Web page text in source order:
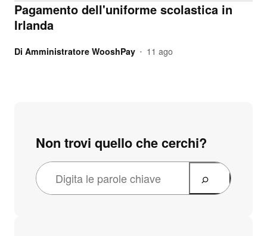
Pagamento dell'uniforme scolastica in
Irlanda
Di Amministratore WooshPay • 11 ago
Non trovi quello che cerchi?